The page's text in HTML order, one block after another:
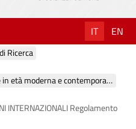
IT EN
Ricerca
Modelli politici e World Governance in età moderna e contemporanea
INTERNAZIONALI Regolamento